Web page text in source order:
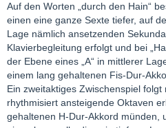
Auf den Worten „durch den Hain“
einen eine ganze Sexte tiefer, auf
Lage nämlich ansetzenden
Klavierbegleitung erfolgt und bei
der Ebene eines „A“ in mittlerer
einem lang gehaltenen Fis-Dur-
Ein zweitaktiges Zwischenspiel
rhythmisiert ansteigende Oktaven
gehaltenen H-Dur-Akkord münden,